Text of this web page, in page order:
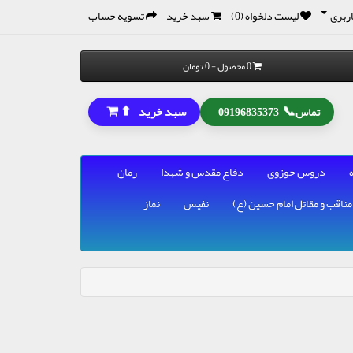
لیست دلخواه (0) سبد خرید تسویه حساب
0 محصول - 0 تومان
تماس📞
09196835373 سبد خرید ⬆
دروس حوزوی دفاع مقدس و شهدا
رمان
مناقب و مقاتل امام حسین (ع) نفیس
نماز